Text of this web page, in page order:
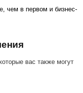
чем в первом и бизнес-
вас также могут